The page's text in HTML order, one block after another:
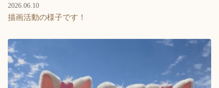
2026.06.10
描画活動の様子です！